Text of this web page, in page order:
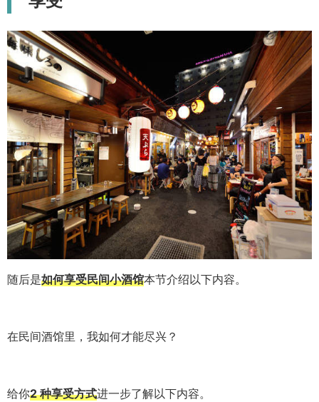
随后是如何享受民间小酒馆本节介绍以下内容。
在民间酒馆里，我如何才能尽兴？
给你2 种享受方式进一步了解以下内容。